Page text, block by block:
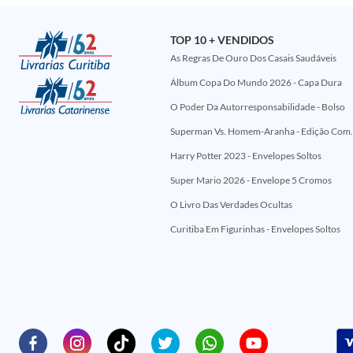
TOP 10 + VENDIDOS
As Regras De Ouro Dos Casais Saudáveis
Álbum Copa Do Mundo 2026 - Capa Dura
O Poder Da Autorresponsabilidade - Bolso
Superman Vs. Homem-
Harry Potter 2023 - Envelopes Soltos
Super Mario 2026 - Envelope 5 Cromos
O Livro Das Verdades Ocultas
Curitiba Em Figurinhas - Envelopes Soltos